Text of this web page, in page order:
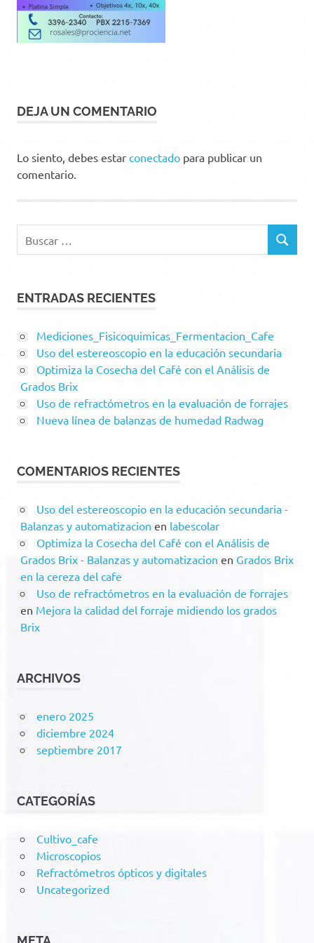
DEJA UN COMENTARIO
Lo siento, debes estar conectado para publicar un
comentario.
BUSCAR
ENTRADAS RECIENTES
Mediciones_Fisicoquimicas_Fermentacion_Cafe
Uso del estereoscopio en la educación secundaria
Optimiza la Cosecha del Café con el Análisis de
Grados Brix
Uso de refractómetros en la evaluación de forrajes
Nueva línea de balanzas de humedad Radwag
COMENTARIOS RECIENTES
Uso del estereoscopio en la educación secundaria -
Balanzas y automatizacion en labescolar
Optimiza la Cosecha del Café con el Análisis de
Grados Brix - Balanzas y automatizacion en Grados Brix
en la cereza del cafe
Uso de refractómetros en la evaluación de forrajes
en Mejora la calidad del forraje midiendo los grados
Brix
ARCHIVOS
enero 2025
diciembre 2024
septiembre 2017
CATEGORÍAS
Cultivo_cafe
Microscopios
Refractómetros ópticos y digitales
Uncategorized